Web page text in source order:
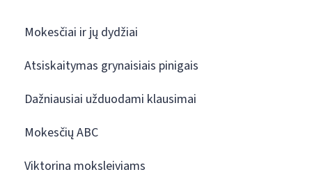
Mokesčiai ir jų dydžiai
Atsiskaitymas grynaisiais pinigais
Dažniausiai užduodami klausimai
Mokesčių ABC
Viktorina moksleiviams